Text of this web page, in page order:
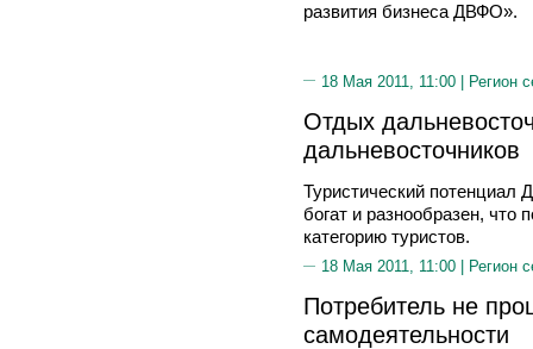
развития бизнеса ДВФО».
18 Мая 2011, 11:00 | Регион
Отдых
дальневосточников
Туристический потенциал
богат и разнообразен, что
категорию туристов.
18 Мая 2011, 11:00 | Регион
Потребитель не
cамодеятельности